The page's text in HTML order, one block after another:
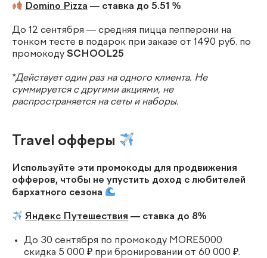
Domino Pizza — ставка до 5.51 %
До 12 сентября — средняя пицца пепперони на
тонком тесте в подарок при заказе от 1490 руб. по
промокоду SCHOOL25
*Действует один раз на одного клиента. Не
суммируется с другими акциями, не
распространяется на сеты и наборы.
Travel офферы
Используйте эти промокоды для продвижения
офферов, чтобы не упустить доход с любителей
бархатного сезона
Яндекс Путешествия — ставка до 8%
До 30 сентября по промокоду MORE5000
скидка 5 000 ₽ при бронировании от 60 000 ₽.